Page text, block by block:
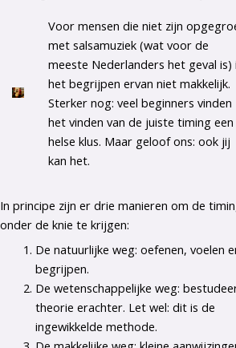
Voor mensen die niet zijn
met salsamuziek (wat voor de
meeste Nederlanders het geval is)
het begrijpen ervan niet makkelijk.
Sterker nog: veel beginners vinden
het vinden van de juiste timing een
helse klus. Maar geloof ons: ook jij
kan het.
In principe zijn er drie manieren om de
onder de knie te krijgen:
De natuurlijke weg: oefenen, voelen
begrijpen.
De wetenschappelijke weg:
theorie erachter. Let wel: dit is de
ingewikkelde methode.